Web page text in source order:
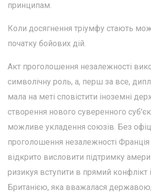
принципам.
Коли досягнення тріумфу стають
початку бойових дій.
Акт проголошення незалежності
символічну роль, а, перш за все,
мала на меті сповістити іноземні
створення нового суверенного
можливе укладення союзів. Без
проголошення незалежності
відкрито висловити підтримку
ризикуя вступити в прямий конфлікт
Британією, яка вважалася